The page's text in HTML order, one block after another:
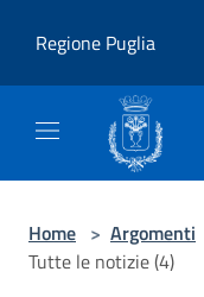
Regione Puglia
Home > Argomenti
Tutte le notizie (4)